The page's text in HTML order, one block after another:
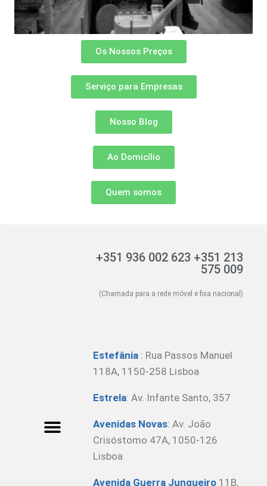
Os Nossos Preços
Serviço para Empresas
Nosso Blog
Ao Domicílio
Quem somos
+351 936 002 623 +351 213
575 009
(Chamada para a rede móvel e fixa nacional)
Estefânia : Rua Passos Manuel
118A, 1150-258 Lisboa
Estrela: Av. Infante Santo, 357
Avenidas Novas: Av. João
Crisóstomo 47A, 1050-126
Lisboa
Avenida Guerra Junqueiro 11B,